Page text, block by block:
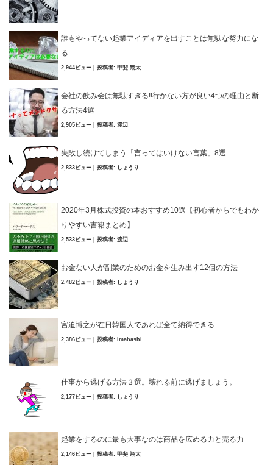
誰もやってない起業アイディアを出すことは無駄な努力にな
る
2,944ビュー 投稿者: 甲斐 翔太
会社の飲み会は無駄すぎる!!行かない方が良い4つの理由と断
る方法4選
2,905ビュー 投稿者: 渡辺
失敗し続けてしまう「言ってはいけない言葉」8選
2,833ビュー 投稿者: しょうり
2020年3月株式投資の本おすすめ10選【初心者からでもわか
りやすい書籍まとめ】
2,533ビュー 投稿者: 渡辺
お金ない人が副業のためのお金を生み出す12個の方法
2,482ビュー 投稿者: しょうり
宮迫博之が在日韓国人であれば全て納得できる
2,386ビュー 投稿者: imahashi
仕事から逃げる方法３選。壊れる前に逃げましょう。
2,177ビュー 投稿者: しょうり
起業をするのに最も大事なのは商品を広める力と売る力
2,146ビュー 投稿者: 甲斐 翔太